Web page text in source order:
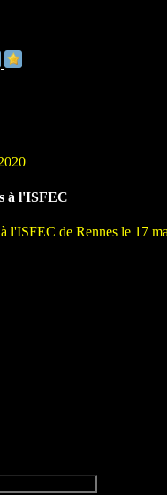
à l'ISFEC
l'ISFEC de Rennes le 17